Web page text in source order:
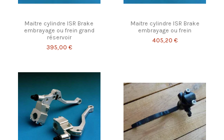
Maitre cylindre ISR Brake
embrayage ou frein grand
réservoir
395,00 €
Maitre cylindre ISR Brake
embrayage ou frein
405,20 €